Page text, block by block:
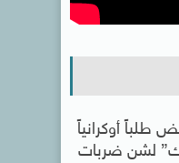
طلباً أوكرانياً
لشن ضربات